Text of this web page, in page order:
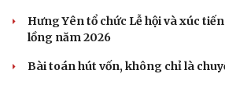
Hưng Yên tổ chức Lễ hội và xúc
lồng năm 2026
Bài toán hút vốn, không chỉ là